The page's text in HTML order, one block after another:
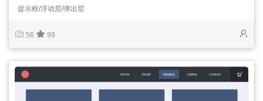
提示框/浮动层/弹出层
56 99